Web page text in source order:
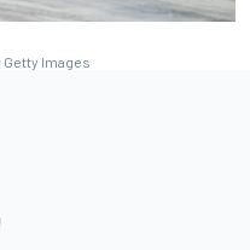
Getty Images